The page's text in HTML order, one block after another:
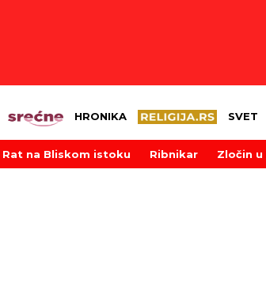
HRONIKA SVET
Rat na Bliskom istoku Ribnikar Zločin u